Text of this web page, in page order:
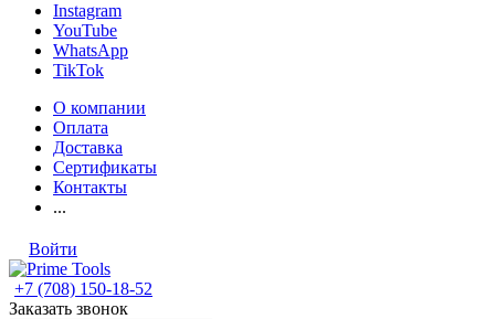
Instagram
YouTube
WhatsApp
TikTok
О компании
Оплата
Доставка
Сертификаты
Контакты
...
Войти
+7 (708) 150-18-52
Заказать звонок